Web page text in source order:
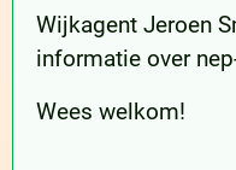
Wijkagent Jeroen
informatie over
Wees welkom!